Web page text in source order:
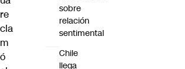
re
cla
m
ó
sobre
relación
sentimental
Chile
llega